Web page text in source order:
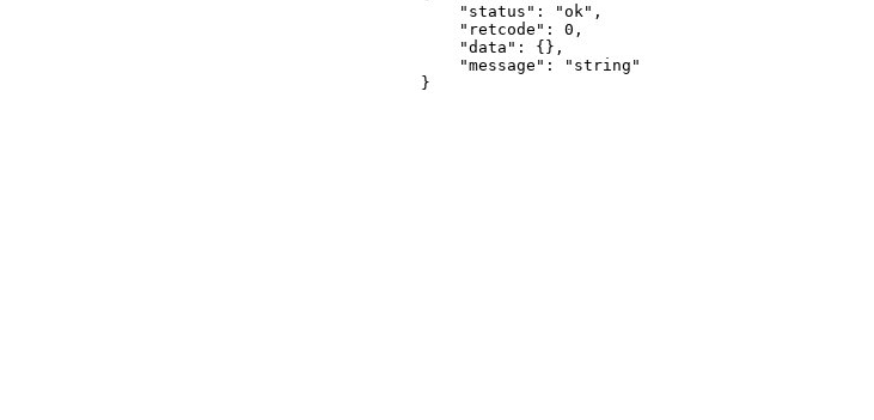
"status" : "ok" ,
"retcode" : 0 ,
"data" : { } ,
"message" :
"string"
}